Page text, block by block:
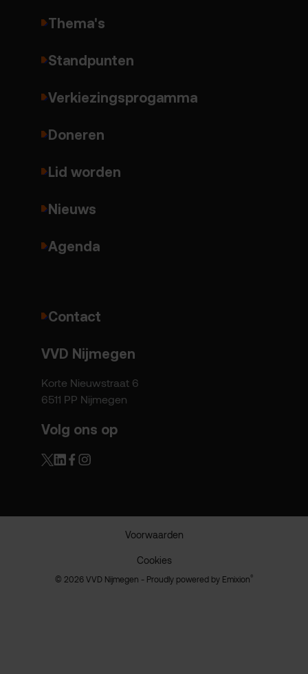
Thema's
Standpunten
Verkiezingsprogamma
Doneren
Lid worden
Nieuws
Agenda
Contact
VVD Nijmegen
Korte Nieuwstraat 6
6511 PP Nijmegen
Volg ons op
© 2026 VVD Nijmegen - Proudly powered by Emixion®
Voorwaarden
Cookies